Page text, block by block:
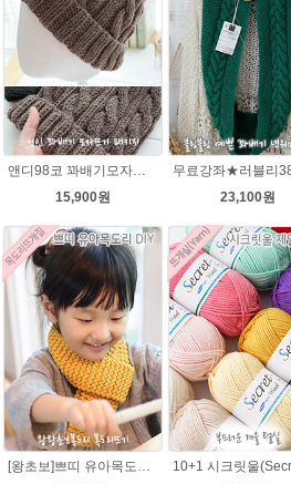
15,900원
23,100원
[왕초보]쁘띠 유아목도리뜨기★발렌타인울 목도리 뜨개질